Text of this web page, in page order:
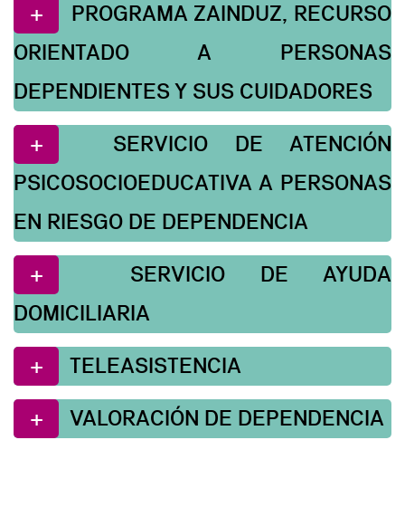
PROGRAMA ZAINDUZ, RECURSO
ORIENTADO A PERSONAS
DEPENDIENTES Y SUS CUIDADORES
SERVICIO DE ATENCIÓN
PSICOSOCIOEDUCATIVA A PERSONAS
EN RIESGO DE DEPENDENCIA
SERVICIO DE AYUDA
DOMICILIARIA
TELEASISTENCIA
VALORACIÓN DE DEPENDENCIA